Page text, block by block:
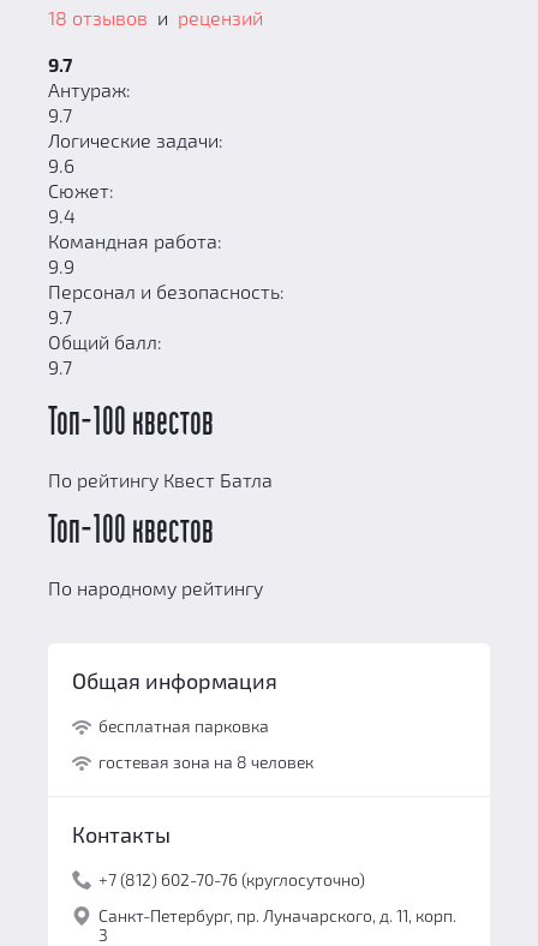
18 отзывов и рецензий
9.7
Антураж:
9.7
Логические задачи:
9.6
Сюжет:
9.4
Командная работа:
9.9
Персонал и безопасность:
9.7
Общий балл:
9.7
Топ-100 квестов
По рейтингу Квест Батла
Топ-100 квестов
По народному рейтингу
Общая информация
бесплатная парковка
гостевая зона на 8 человек
Контакты
+7 (812) 602-70-76 (круглосуточно)
Санкт-Петербург, пр. Луначарского, д. 11, корп.
3